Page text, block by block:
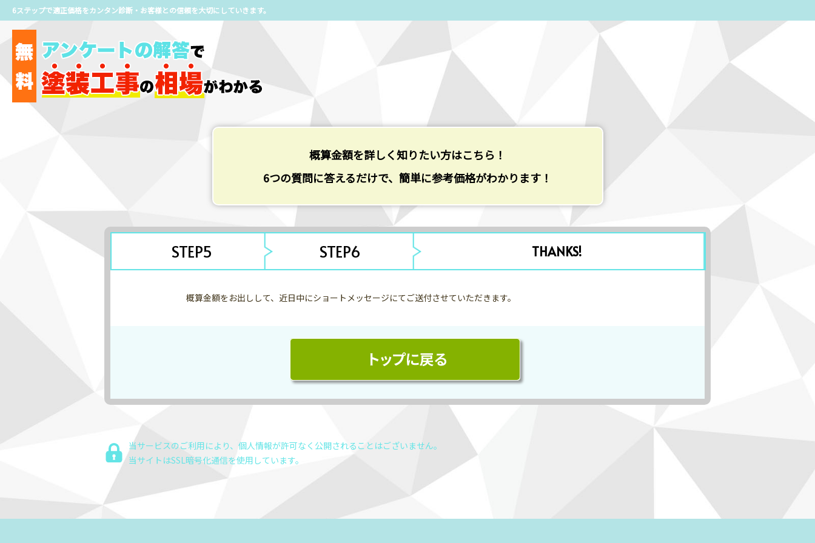
6ステップで適正価格をカンタン診断・お客様との信頼を大切にしていきます。
概算金額を詳しく知りたい方はこちら！
6つの質問に答えるだけで、簡単に参考価格がわかります！
STEP5 STEP6 THANKS!
概算金額をお出しして、近日中にショートメッセージにてご送付させていただきます。
当サービスのご利用により、個人情報が許可なく公開されることはございません。
当サイトはSSL暗号化通信を使用しています。